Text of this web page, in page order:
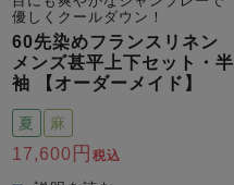
ズ
パジャマ
ガールズ前開
優しくクールダウン！
60先染めフランスリネン
メンズ甚平上下セット・半
袖 【オーダーメイド】
夏 麻
17,600 税込